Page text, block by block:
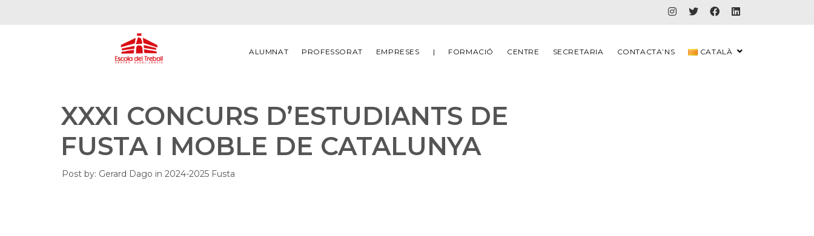
ALUMNAT PROFESSORAT EMPRESES | FORMACIÓ CENTRE SECRETARIA CONTACTA’NS CATALÀ
XXXI CONCURS D’ESTUDIANTS DE
FUSTA I MOBLE DE CATALUNYA
Post by: Gerard Dago in 2024-2025 Fusta